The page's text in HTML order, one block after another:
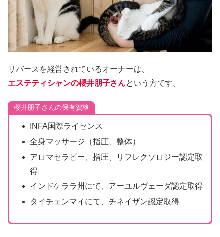
リバースを経営されているオーナーは、
エステティシャンの櫻井朋子さんという方です。
櫻井朋子さんの保有資格
INFA国際ライセンス
全身マッサージ（指圧、整体）
アロマセラピー、指圧、リフレクソロジー認定取
得
インドケララ州にて、アーユルヴェーダ認定取得
タイチェンマイにて、チネイザン認定取得